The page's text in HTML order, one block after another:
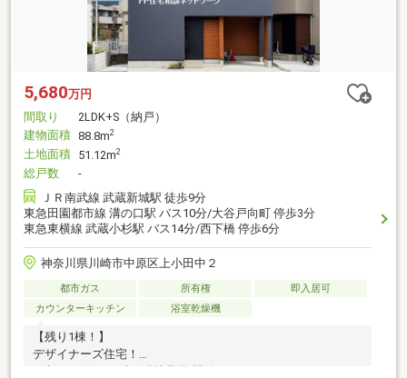
5,680万円
間取り
2LDK+S（納戸）
建物面積 88.8m2
土地面積 51.12m2
総戸数
-
ＪＲ南武線 武蔵新城駅 徒歩9分
東急田園都市線 溝の口駅 バス10分/大谷戸向町 停歩3分
東急東横線 武蔵小杉駅 バス14分/西下橋 停歩6分
神奈川県川崎市中原区上小田中２
都市ガス 所有権
即入居可
カウンターキッチン
浴室乾燥機
【残り1棟！】
デザイナーズ住宅！